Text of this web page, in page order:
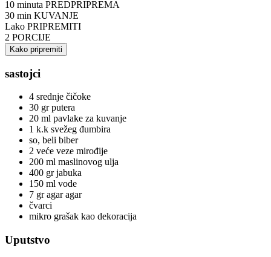
10 minuta PREDPRIPREMA
30 min KUVANJE
Lako PRIPREMITI
2 PORCIJE
Kako pripremiti
sastojci
4 srednje čičoke
30 gr putera
20 ml pavlake za kuvanje
1 k.k svežeg đumbira
so, beli biber
2 veće veze mirođije
200 ml maslinovog ulja
400 gr jabuka
150 ml vode
7 gr agar agar
čvarci
mikro grašak kao dekoracija
Uputstvo